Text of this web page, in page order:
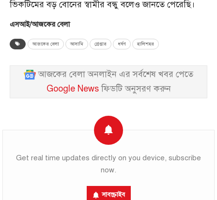
ভিকটিমের বড় বোনের স্বামীর বন্ধু বলেও জানতে পেরেছি।
এসআই/আজকের বেলা
আজকের বেলা আসামি গ্রেপ্তার ধর্ষণ হালিশহর
আজকের বেলা অনলাইন এর সর্বশেষ খবর পেতে
Google Newsফিডটি অনুসরণ করুন
Get real time updates directly on you device, subscribe
now.
সাবস্ক্রাইব